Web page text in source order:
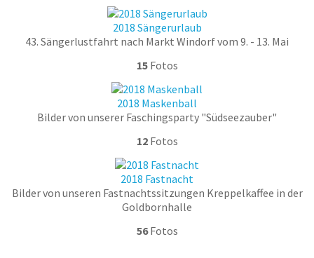
2018 Sängerurlaub
43. Sängerlustfahrt nach Markt Windorf vom 9. - 13. Mai
15Fotos
2018 Maskenball
Bilder von unserer Faschingsparty "Südseezauber"
12Fotos
2018 Fastnacht
Bilder von unseren Fastnachtssitzungen Kreppelkaffee in der
Goldbornhalle
56Fotos